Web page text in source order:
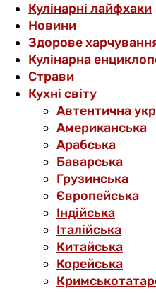
Кулінарні лайфхаки
Новини
Здорове
Кулінарна
Страви
Кухні світу
Автентична
Американська
Арабська
Баварська
Грузинська
Європейська
Індійська
Італійська
Китайська
Корейська